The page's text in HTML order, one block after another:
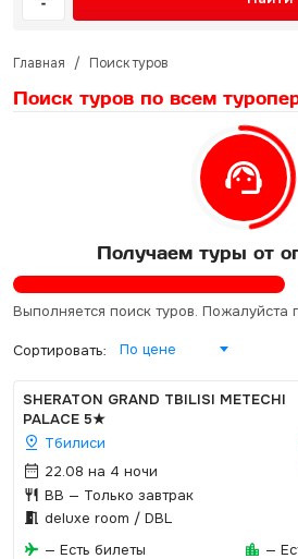
Главная / Поиск туров
Поиск туров по всем
Получаем туры от
Выполняется поиск туров. Пожалуйста
Сортировать: По цене
SHERATON GRAND TBILISI METECHI
PALACE 5★
Тбилиси
22.08 на 4 ночи
BB — Только завтрак
deluxe room / DBL
— Есть билеты
—